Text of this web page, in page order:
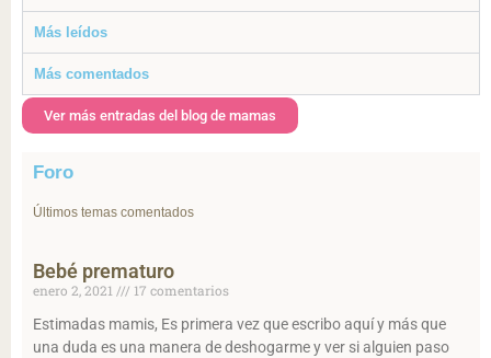
Más leídos
Más comentados
Ver más entradas del blog de mamas
Foro
Últimos temas comentados
Bebé prematuro
enero 2, 2021
17 comentarios
Estimadas mamis, Es primera vez que escribo aquí y más que
una duda es una manera de deshogarme y ver si alguien paso